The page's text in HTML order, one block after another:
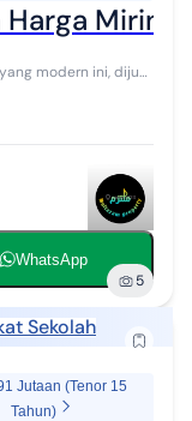
Miring
nilai estetika di
WhatsApp
5
Sekolah
Jutaan (Tenor 15
Tahun)